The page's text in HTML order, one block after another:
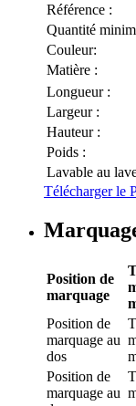
Référence :
Quantité
Couleur:
Matière :
Longueur :
Largeur :
Hauteur :
Poids :
Lavable au
Télécharger le
Position de
marquage
Position de
marquage au
dos
Position de
marquage au